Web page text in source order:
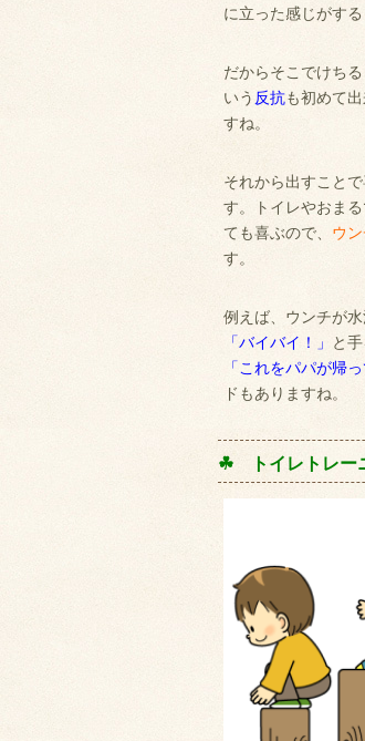
に立った感じがする
だからそこでけち
いう 反抗も初めて
すね。
それから出すこと
す。トイレやおま
ても喜ぶので、 ウ
す。
例えば、ウンチが
「バイバイ！」
と
「これをパパが帰
ドもありますね。
☘ トイレトレー